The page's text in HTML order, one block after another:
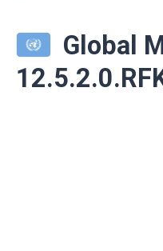
Global